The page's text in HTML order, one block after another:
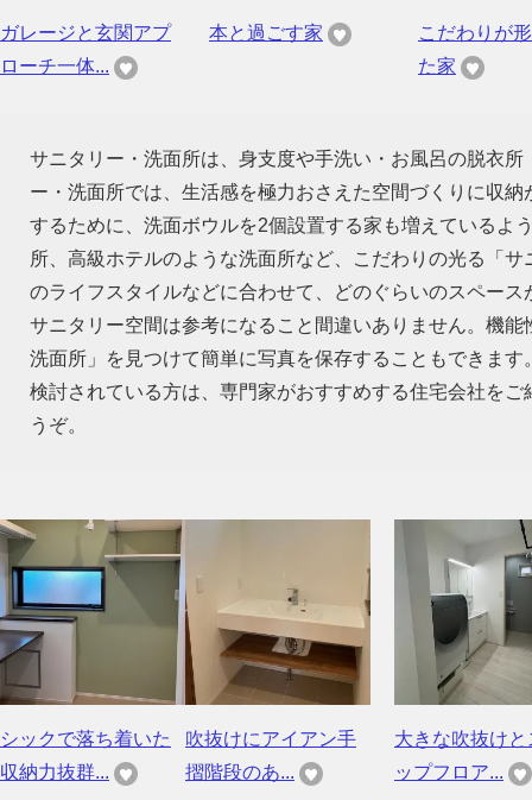
ガレージと玄関アプ
ローチ一体...
本と過ごす家
こだわりが
た家
サニタリー・洗面所は、身支度や手洗い・お風呂の脱衣
ー・洗面所では、生活感を極力おさえた空間づくりに収
するために、洗面ボウルを2個設置する家も増えているよ
所、高級ホテルのような洗面所など、こだわりの光る「
のライフスタイルなどに合わせて、どのぐらいのスペー
サニタリー空間は参考になること間違いありません。機
洗面所」を見つけて簡単に写真を保存することもできま
検討されている方は、専門家がおすすめする住宅会社を
うぞ。
シックで落ち着いた
収納力抜群...
吹抜けにアイアン手
摺階段のあ...
大きな吹抜けと
ップフロア...